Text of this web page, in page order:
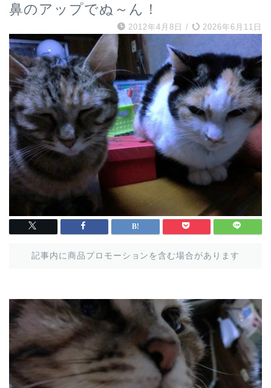
鼻のアップでぬ～ん！
2012年4月8日 / 2026年6月11日
記事内に商品プロモーションを含む場合があります